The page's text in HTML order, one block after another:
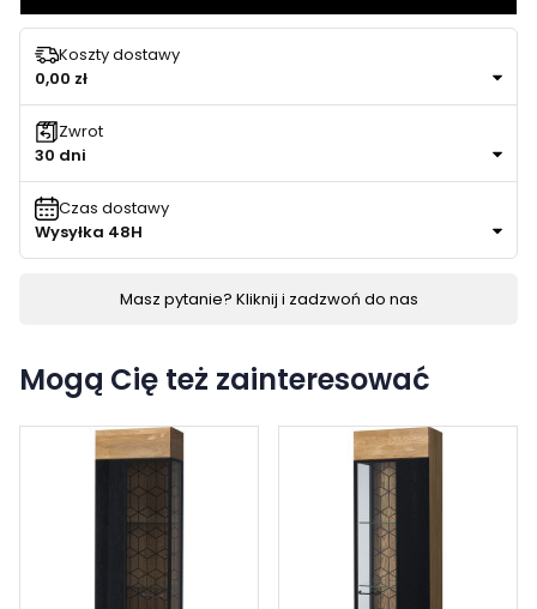
Koszty dostawy
0,00 zł
Zwrot
30 dni
Czas dostawy
Wysyłka 48H
Masz pytanie? Kliknij i zadzwoń do nas
Mogą Cię też zainteresować